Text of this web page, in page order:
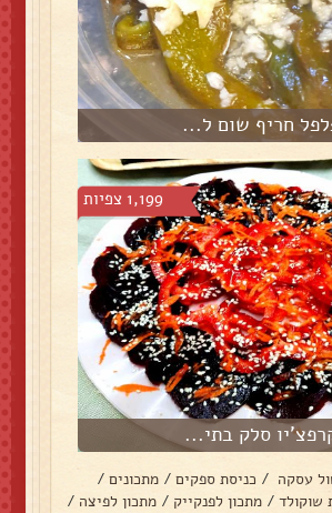
חריף שום ל...
1,199 צפיות
סלק בתי...
עסקה / כניסת ספקים / מתכונים /
שוקולד / מתכון לפנקייק / מתכון לפיצה /